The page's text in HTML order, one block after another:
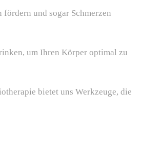
und sogar Schmerzen
um Ihren Körper optimal zu
bietet uns Werkzeuge, die